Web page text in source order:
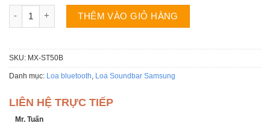
Loa tháp Samsung MX-ST50B số lượng
THÊM VÀO GIỎ HÀNG
SKU: MX-ST50B
Danh mục: Loa bluetooth Loa Soundbar Samsung
LIÊN HỆ TRỰC TIẾP
Mr. Tuấn